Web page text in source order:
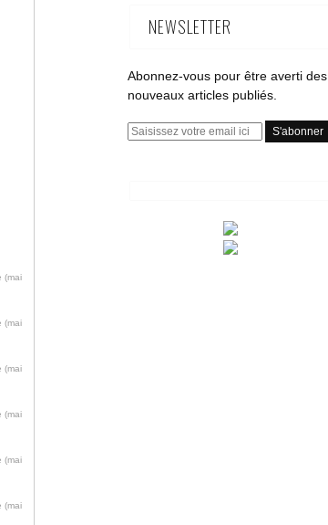
NEWSLETTER
Abonnez-vous pour être averti des
nouveaux articles publiés.
E